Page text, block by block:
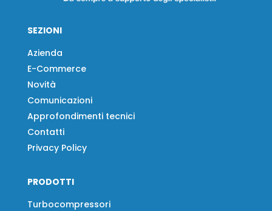
SEZIONI
Azienda
E-Commerce
Novità
Comunicazioni
Approfondimenti tecnici
Contatti
Privacy Policy
PRODOTTI
Turbocompressori